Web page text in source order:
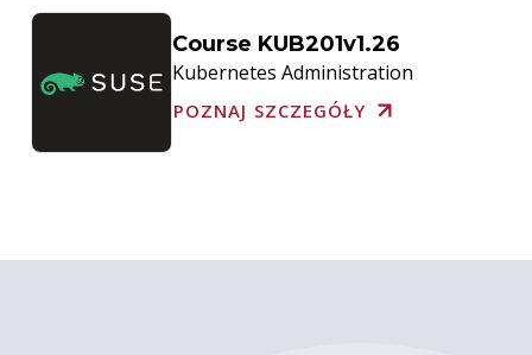
Course KUB201v1.26
Kubernetes Administration
POZNAJ SZCZEGÓŁY